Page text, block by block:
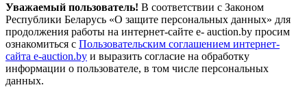
Уважаемый пользователь! В соответствии с Законом
Республики Беларусь «О защите персональных данных» для
продолжения работы на интернет-сайте e- auction.by просим
ознакомиться с Пользовательским соглашением интернет-
сайта e-auction.by и выразить согласие на обработку
информации о пользователе, в том числе персональных
данных.